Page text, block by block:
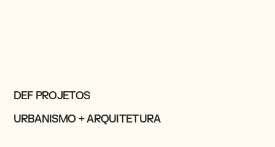
DEF PROJETOS
URBANISMO + ARQUITETURA